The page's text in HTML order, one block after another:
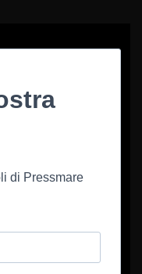
di Pressmare